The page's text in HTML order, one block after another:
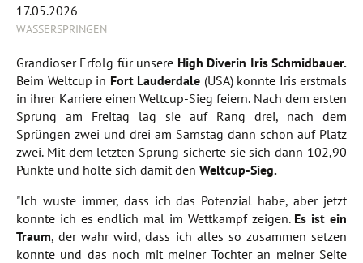
17.05.2026
WASSERSPRINGEN
Grandioser Erfolg für unsere High Diverin Iris Schmidbauer.
Beim Weltcup in Fort Lauderdale (USA) konnte Iris erstmals
in ihrer Karriere einen Weltcup-Sieg feiern. Nach dem ersten
Sprung am Freitag lag sie auf Rang drei, nach dem
Sprüngen zwei und drei am Samstag dann schon auf Platz
zwei. Mit dem letzten Sprung sicherte sie sich dann 102,90
Punkte und holte sich damit den Weltcup-Sieg.
"Ich wuste immer, dass ich das Potenzial habe, aber jetzt
konnte ich es endlich mal im Wettkampf zeigen. Es ist ein
Traum, der wahr wird, dass ich alles so zusammen setzen
konnte und das noch mit meiner Tochter an meiner Seite